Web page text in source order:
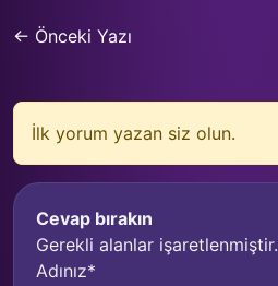
← Önceki Yazı
İlk yorum yazan siz olun.
Cevap bırakın
Gerekli alanlar işaretlenmiştir.
Adınız*